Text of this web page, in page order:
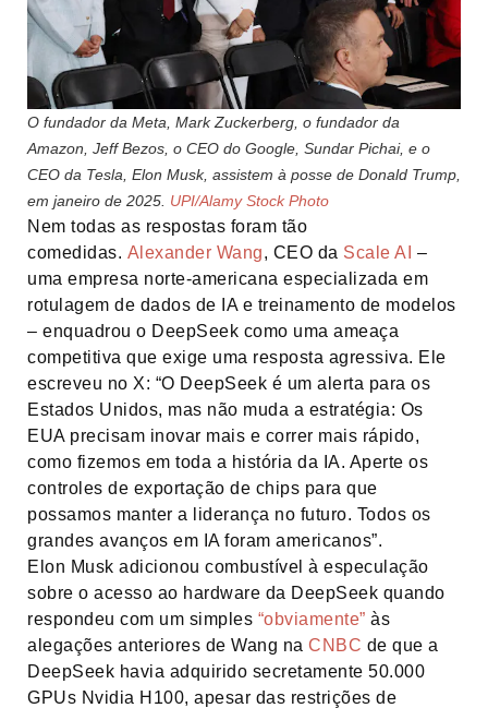
O fundador da Meta, Mark Zuckerberg, o fundador da
Amazon, Jeff Bezos, o CEO do Google, Sundar Pichai, e o
CEO da Tesla, Elon Musk, assistem à posse de Donald Trump,
em janeiro de 2025. UPI/Alamy Stock Photo
Nem todas as respostas foram tão
comedidas. Alexander Wang, CEO da Scale AI
–
uma empresa norte-americana especializada em
rotulagem de dados de IA e treinamento de modelos
– enquadrou o DeepSeek como uma ameaça
competitiva que exige uma resposta agressiva. Ele
escreveu no X: “O DeepSeek é um alerta para os
Estados Unidos, mas não muda a estratégia: Os
EUA precisam inovar mais e correr mais rápido,
como fizemos em toda a história da IA. Aperte os
controles de exportação de chips para que
possamos manter a liderança no futuro. Todos os
grandes avanços em IA foram americanos”.
Elon Musk adicionou combustível à especulação
sobre o acesso ao hardware da DeepSeek quando
respondeu com um simples “obviamente” às
alegações anteriores de Wang na CNBC de que a
DeepSeek havia adquirido secretamente 50.000
GPUs Nvidia H100, apesar das restrições de